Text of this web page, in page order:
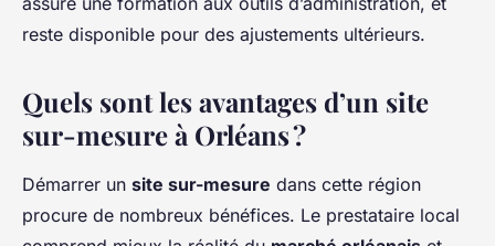
reste disponible pour des ajustements ultérieurs.
Quels sont les avantages d’un site
sur-mesure à Orléans ?
Démarrer un site sur-mesure dans cette région
procure de nombreux bénéfices. Le prestataire local